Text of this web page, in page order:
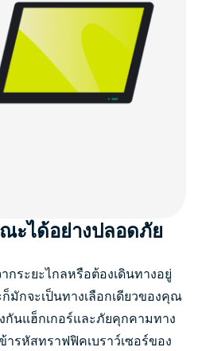
ะได้อย่างปลอดภัย
ระยะไกลหรือต้องเดินทางอยู่
มักจะเป็นทางเลือกเดียวของคุณ
นแฮ็กเกอร์และภัยคุกคามทาง
ารหัสทราฟฟิคเบราว์เซอร์ของ